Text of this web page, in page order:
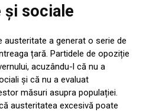
și sociale
austeritate a generat o serie de
țară. Partidele de opoziție
acuzându-l că nu a
și că nu a evaluat
măsuri asupra populației.
austeritatea excesivă poate